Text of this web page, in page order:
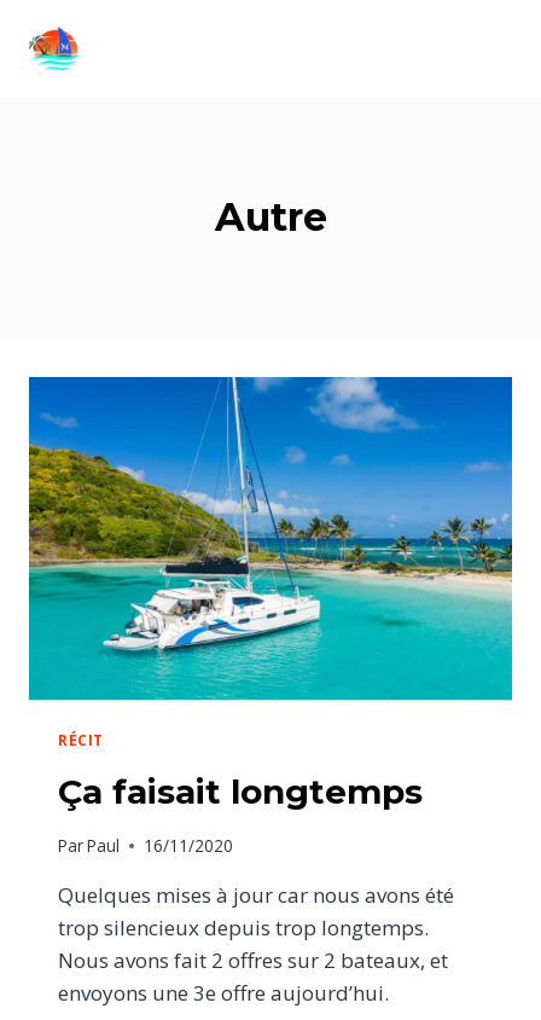
Autre
RÉCIT
Ça faisait longtemps
ParPaul 16/11/2020
Quelques mises à jour car nous avons été
trop silencieux depuis trop longtemps.
Nous avons fait 2 offres sur 2 bateaux, et
envoyons une 3e offre aujourd’hui.